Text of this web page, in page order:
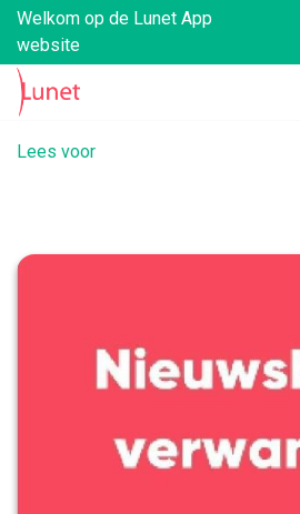
Welkom op de Lunet App
website
Lees voor